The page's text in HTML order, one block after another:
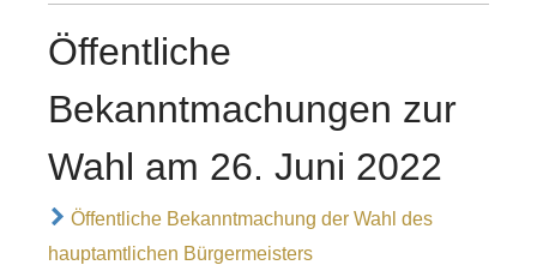
Öffentliche
Bekanntmachungen zur
Wahl am 26. Juni 2022
Öffentliche Bekanntmachung der Wahl des
hauptamtlichen Bürgermeisters